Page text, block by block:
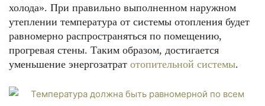
холода». При правильно выполненном наружном
утеплении температура от системы отопления будет
равномерно распространяться по помещению,
прогревая стены. Таким образом, достигается
уменьшение энергозатрат отопительной системы.